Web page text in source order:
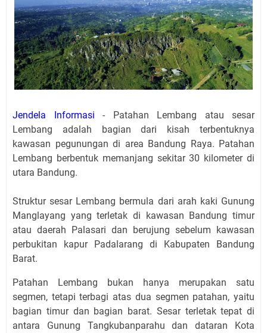
Jendela Informasi - Patahan Lembang atau sesar
Lembang adalah bagian dari kisah terbentuknya
kawasan pegunungan di area Bandung Raya. Patahan
Lembang berbentuk memanjang sekitar 30 kilometer di
utara Bandung.
Struktur sesar Lembang bermula dari arah kaki Gunung
Manglayang yang terletak di kawasan Bandung timur
atau daerah Palasari dan berujung sebelum kawasan
perbukitan kapur Padalarang di Kabupaten Bandung
Barat.
Patahan Lembang bukan hanya merupakan satu
segmen, tetapi terbagi atas dua segmen patahan, yaitu
bagian timur dan bagian barat. Sesar terletak tepat di
antara Gunung Tangkubanparahu dan dataran Kota